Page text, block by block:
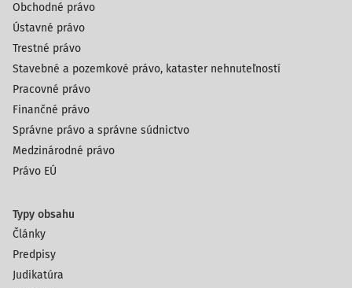
Obchodné právo
Ústavné právo
Trestné právo
Stavebné a pozemkové právo, kataster nehnuteľností
Pracovné právo
Finančné právo
Správne právo a správne súdnictvo
Medzinárodné právo
Právo EÚ
Typy obsahu
Články
Predpisy
Judikatúra